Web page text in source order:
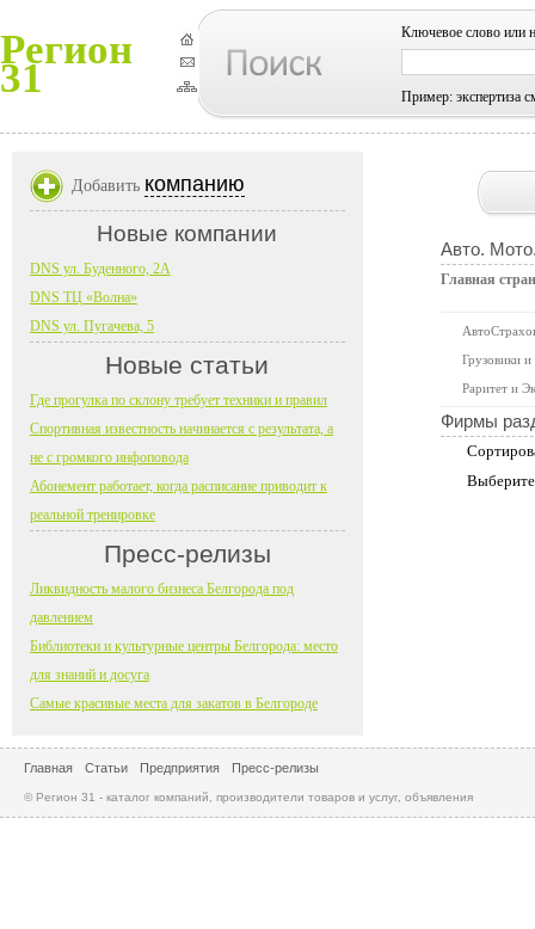
Регион
31
Ключевое слово или
Пример: экспертиза
Авто.
Главная
Грузовики
Раритет и
Фирмы
Добавить компанию
Новые компании
DNS ул. Буденного, 2А
DNS ТЦ «Волна»
DNS ул. Пугачева, 5
Новые статьи
Где прогулка по склону требует техники и правил
Спортивная известность начинается с результата, а
не с громкого инфоповода
Абонемент работает, когда расписание приводит к
реальной тренировке
Пресс-релизы
Ликвидность малого бизнеса Белгорода под
давлением
Библиотеки и культурные центры Белгорода: место
для знаний и досуга
Самые красивые места для закатов в Белгороде
Главная Статьи Предприятия Пресс-релизы
© Регион 31 - каталог компаний, производители товаров и услуг, объявления